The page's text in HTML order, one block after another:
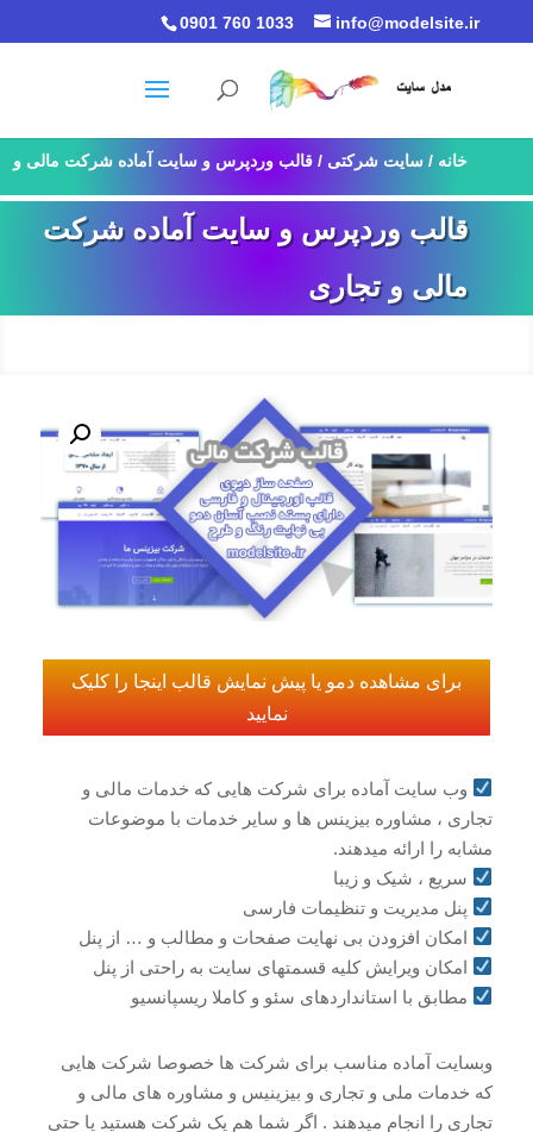
0901 760 1033 info@modelsite.ir
خانه / سایت شرکتی / قالب وردپرس و سایت آماده شرکت مالی و
قالب وردپرس و سایت آماده شرکت
مالی و تجاری
برای مشاهده دمو یا پیش نمایش قالب اینجا را کلیک
نمایید
وب سایت آماده برای شرکت هایی که خدمات مالی و
تجاری ، مشاوره بیزینس ها و سایر خدمات با موضوعات
مشابه را ارائه میدهند.
سریع ، شیک و زیبا
پنل مدیریت و تنظیمات فارسی
امکان افزودن بی نهایت صفحات و مطالب و … از پنل
امکان ویرایش کلیه قسمتهای سایت به راحتی از پنل
مطابق با استانداردهای سئو و کاملا ریسپانسیو
وبسایت آماده مناسب برای شرکت ها خصوصا شرکت هایی
که خدمات ملی و تجاری و بیزینیس و مشاوره های مالی و
تجاری را انجام میدهند . اگر شما هم یک شرکت هستید یا حتی